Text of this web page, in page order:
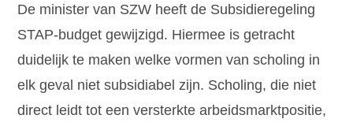
De minister van SZW heeft de Subsidieregeling
STAP-budget gewijzigd. Hiermee is getracht
duidelijk te maken welke vormen van scholing in
elk geval niet subsidiabel zijn. Scholing, die niet
direct leidt tot een versterkte arbeidsmarktpositie,